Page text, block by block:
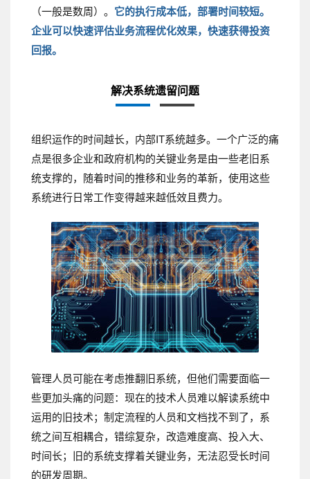
（一般是数周）。 它的执行成本低，部署时间较短。
企业可以快速评估业务流程优化效果，快速获得投资
回报。
解决系统遗留问题
组织运作的时间越长，内部IT系统越多。一个广泛的痛
点是很多企业和政府机构的关键业务是由一些老旧系
统支撑的，随着时间的推移和业务的革新，使用这些
系统进行日常工作变得越来越低效且费力。
管理人员可能在考虑推翻旧系统，但他们需要面临一
些更加头痛的问题： 现在的技术人员难以解读系统中
运用的旧技术； 制定流程的人员和文档找不到了，系
统之间互相耦合，错综复杂，改造难度高、投入大、
时间长； 旧的系统支撑着关键业务，无法忍受长时间
的研发周期。